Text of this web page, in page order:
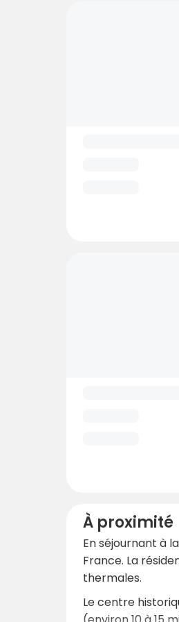
À proximité
En séjournant à
France. La
thermales.
Le centre